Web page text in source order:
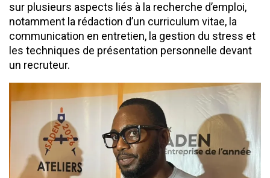
sur plusieurs aspects liés à la recherche d’emploi,
notamment la rédaction d’un curriculum vitae, la
communication en entretien, la gestion du stress et
les techniques de présentation personnelle devant
un recruteur.